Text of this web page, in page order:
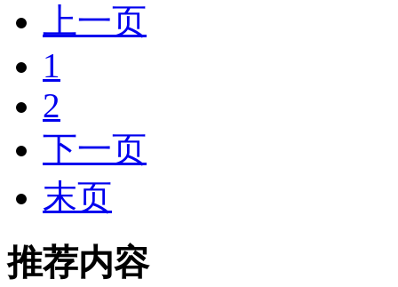
上一页
1
2
下一页
末页
推荐内容